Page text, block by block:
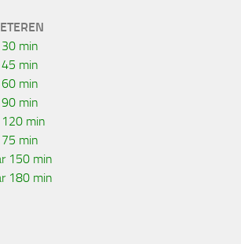
min
min
min
min
120 min
min
150 min
180 min